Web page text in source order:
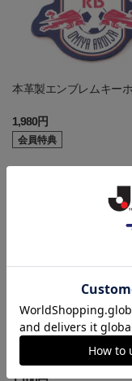
本革製エンブレムキー
1,980円
会員特典
[チームバス] クッショ
ルダー